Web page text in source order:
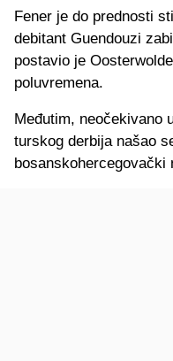
Fener je do prednosti
debitant Guendouzi
postavio je
poluvremena.
Međutim, neočekivano
turskog derbija našao
bosanskohercegovački